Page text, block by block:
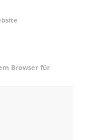
Browser für